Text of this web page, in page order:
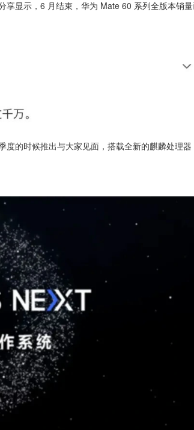
显示，6 月结束，华为 Mate 60 系列全版本销
的时候推出与大家见面，搭载全新的麒麟处理器